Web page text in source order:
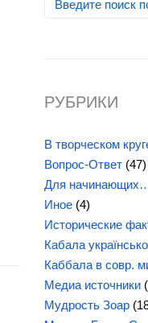
РУБРИКИ
В творческом
Вопрос-Ответ (47)
Для
Иное (4)
Исторические
Кабала
Каббала в совр.
Медиа источники
Мудрость Зоар